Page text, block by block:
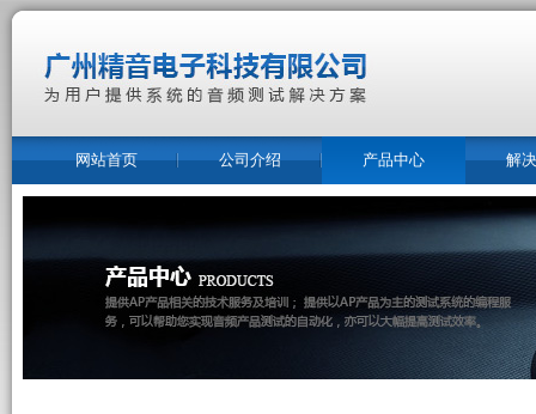
网站首页 公司介绍 产品中心 解